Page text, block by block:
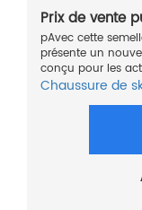
Prix de vente
pAvec cette
présente un
conçu pour les
Chaussure de